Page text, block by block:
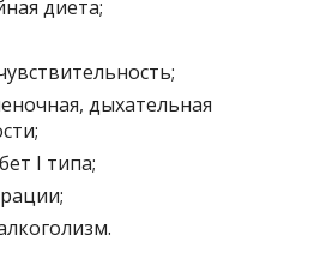
диета;
дыхательная
I типа;